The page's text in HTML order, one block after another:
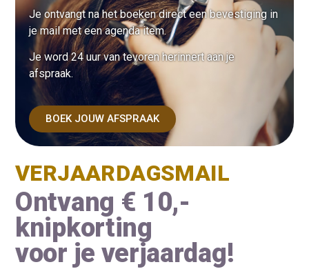
Je ontvangt na het boeken direct een bevestiging in
je mail met een agenda item.
Je word 24 uur van tevoren herinnert aan je
afspraak.
BOEK JOUW AFSPRAAK
VERJAARDAGSMAIL
Ontvang € 10,-
knipkorting
voor je verjaardag!